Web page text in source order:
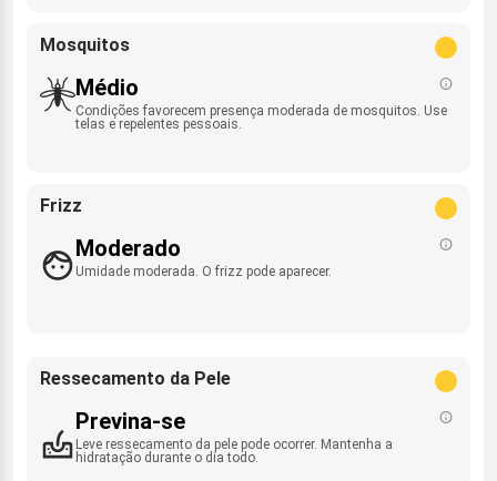
Mosquitos
Médio
Condições favorecem presença moderada de mosquitos. Use
telas e repelentes pessoais.
Frizz
Moderado
Umidade moderada. O frizz pode aparecer.
Ressecamento da Pele
Previna-se
Leve ressecamento da pele pode ocorrer. Mantenha a
hidratação durante o dia todo.